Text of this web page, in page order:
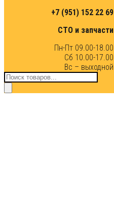
+7 (951) 152 22 69
СТО и запчасти
Пн-Пт 09.00-18.00
Сб 10.00-17.00
Вс – выходной
Поиск
товаров